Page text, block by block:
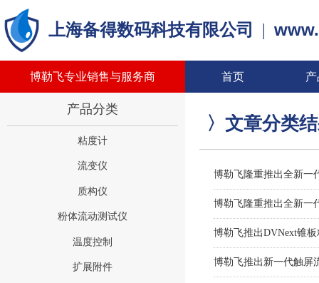
上海备得数码科技有限公司 |
首页
博勒飞专业销售与服务商
博勒飞隆重推出全新一
博勒飞隆重推出全新一
博勒飞推出DVNext锥
博勒飞推出新一代触屏
〉文章分类
粘度计
流变仪
质构仪
粉体流动测试仪
温度控制
扩展附件
产品分类